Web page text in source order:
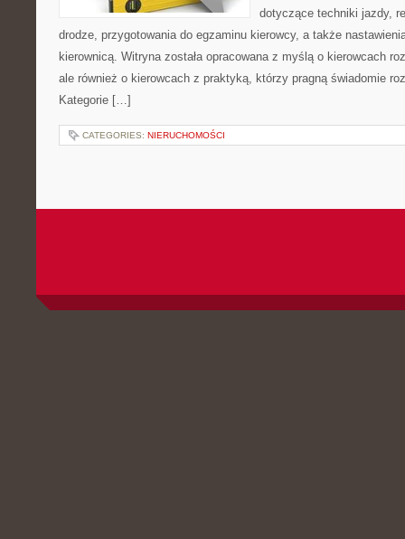
dotyczące techniki jazdy,
drodze, przygotowania do egzaminu kierowcy, a także
kierownicą. Witryna została opracowana z myślą o kierowcach
ale również o kierowcach z praktyką, którzy pragną świadomie
Kategorie […]
CATEGORIES: NIERUCHOMOŚCI